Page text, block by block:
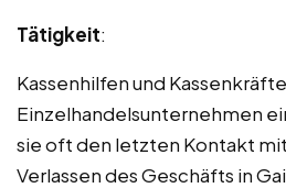
Tätigkeit:
Kassenhilfen und
Einzelhandelsunternehmen
sie oft den letzten Kontakt
Verlassen des Geschäfts in